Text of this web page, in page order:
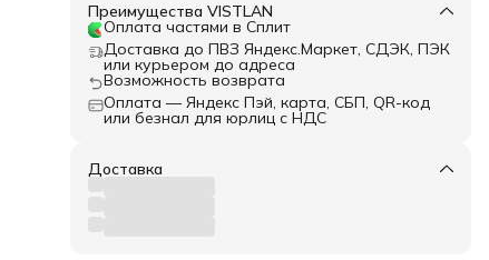
Преимущества VISTLAN
Оплата частями в Сплит
Доставка до ПВЗ Яндекс.Маркет, СДЭК, ПЭК
или курьером до адреса
Возможность возврата
Оплата — Яндекс Пэй, карта, СБП, QR-код
или безнал для юрлиц с НДС
Доставка